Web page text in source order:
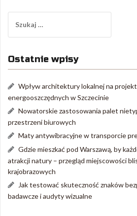
Ostatnie wpisy
Wpływ architektury lokalnej na
energooszczędnych w Szczecinie
Nowatorskie zastosowania palet
przestrzeni biurowych
Maty antywibracyjne w transporcie
Gdzie mieszkać pod Warszawą, by
atrakcji natury – przegląd miejscowości
krajobrazowych
Jak testować skuteczność znaków
badawcze i audyty wizualne